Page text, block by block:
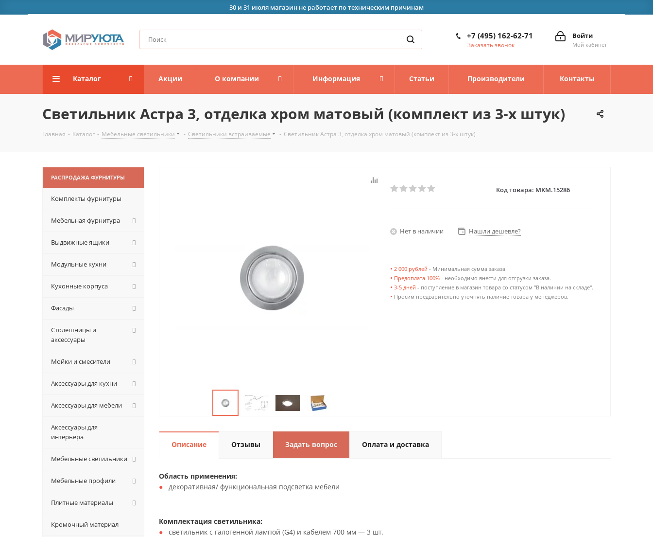
30 и 31 июля магазин не работает по техническим причинам
Войти
Мой кабинет
+7 (495) 162-62-71
Заказать звонок
Каталог Акции О компании Информация Статьи Производители Контакты
Светильник Астра 3, отделка хром матовый (комплект из 3-х штук)
Главная - Каталог - Мебельные светильники - Светильники встраиваемые - Светильник Астра 3, отделка хром матовый (комплект из 3-х штук)
Код товара: MKM.15286
Нет в наличии Нашли дешевле?
• 2 000 рублей - Минимальная сумма заказа.
• Предоплата 100% - необходимо внести для отгрузки заказа.
• 3-5 дней - поступление в магазин товара со статусом "В наличии на складе".
• Просим предварительно уточнять наличие товара у менеджеров.
Описание Отзывы Задать вопрос Оплата и доставка
Область применения:
декоративная/ функциональная подсветка мебели
Комплектация светильника:
светильник с галогенной лампой (G4) и кабелем 700 мм — 3 шт.
РАСПРОДАЖА ФУРНИТУРЫ
Комплекты фурнитуры
Мебельная фурнитура
Выдвижные ящики
Модульные кухни
Кухонные корпуса
Фасады
Столешницы и
аксессуары
Мойки и смесители
Аксессуары для кухни
Аксессуары для мебели
Аксессуары для
интерьера
Мебельные светильники
Мебельные профили
Плитные материалы
Кромочный материал